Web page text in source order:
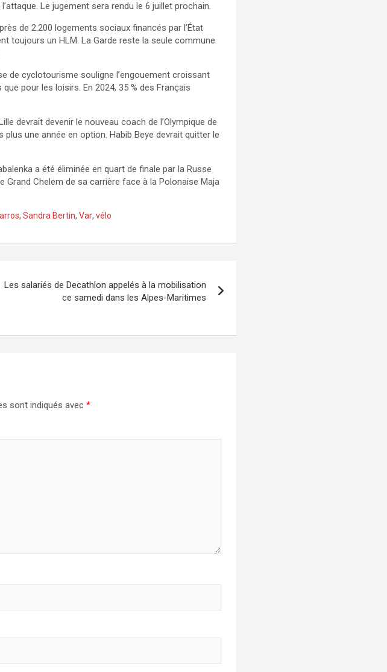
Le jugement sera rendu le 6 juillet prochain.
de 2.200 logements sociaux financés par l’État
toujours un HLM. La Garde reste la seule commune
de cyclotourisme souligne l’engouement croissant
pour les loisirs. En 2024, 35 % des Français
devrait devenir le nouveau coach de l’Olympique de
une année en option. Habib Beye devrait quitter le
a été éliminée en quart de finale par la Russe
Grand Chelem de sa carrière face à la Polonaise Maja
,Sandra Bertin,Var,vélo
Les salariés de Decathlon appelés à la mobilisation
ce samedi dans les Alpes-Maritimes
sont indiqués avec*